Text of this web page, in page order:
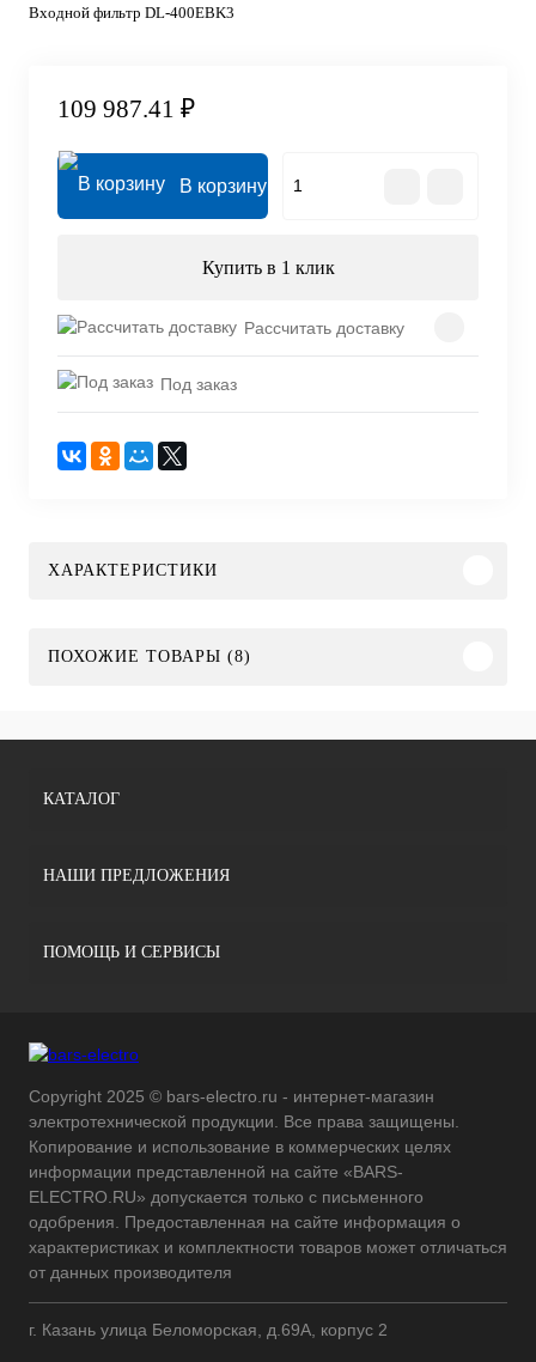
Входной фильтр DL-400EBK3
109 987.41 ₽
В корзину
Купить в 1 клик
Рассчитать доставку
Под заказ
ХАРАКТЕРИСТИКИ
ПОХОЖИЕ ТОВАРЫ (8)
КАТАЛОГ
НАШИ ПРЕДЛОЖЕНИЯ
ПОМОЩЬ И СЕРВИСЫ
Copyright 2025 © bars-electro.ru - интернет-магазин
электротехнической продукции. Все права защищены.
Копирование и использование в коммерческих целях
информации представленной на сайте «BARS-
ELECTRO.RU» допускается только с письменного
одобрения. Предоставленная на сайте информация о
характеристиках и комплектности товаров может отличаться
от данных производителя
г. Казань улица Беломорская, д.69А, корпус 2